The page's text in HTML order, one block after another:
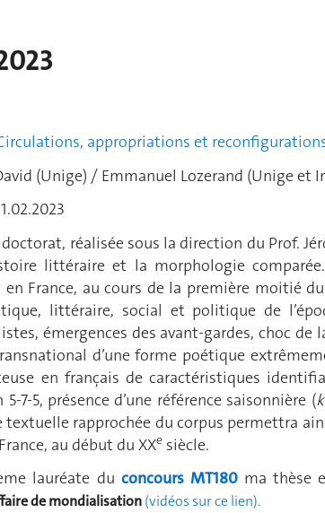
appropriations et
(Unige) / Emmanuel Lozerand (Unige et
réalisée sous la direction du Prof.
littéraire et la morphologie
France, au cours de la première moitié
littéraire, social et politique de
émergences des avant-gardes, choc
d’une forme poétique
en français de caractéristiques
7-5, présence d’une référence saisonnière (
textuelle rapprochée du corpus permettra
au début du XXe siècle.
lauréate du concours MT180ma thèse
de mondialisation(vidéos sur ce lien).